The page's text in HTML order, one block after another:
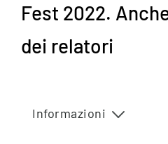
Fest 2022.
dei relatori
Informazioni